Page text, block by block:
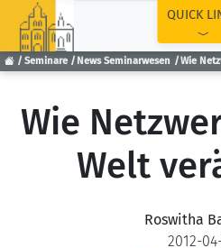
Seminare News Seminarwesen
QUICK
Wie
Welt
Roswitha
2012-